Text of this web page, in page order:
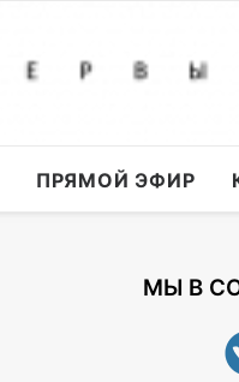
ПРЯМОЙ ЭФИР
МЫ В